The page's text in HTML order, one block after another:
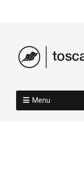
Menu